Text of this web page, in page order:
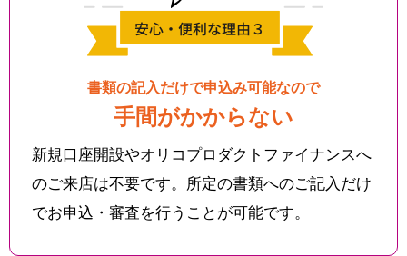
書類の記入だけで申込み可能なので
手間がかからない
新規口座開設やオリコプロダクトファイナンスへ
のご来店は不要です。所定の書類へのご記入だけ
でお申込・審査を行うことが可能です。